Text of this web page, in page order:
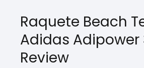
Raquete Beach
Adidas Adipower
Review